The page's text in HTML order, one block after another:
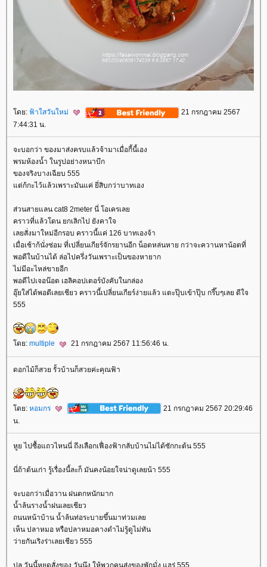
ดย: ฟ้าใสวันใหม่
21 กรกฎาคม 2567
7:44:31 น.
จะบอกว่า ของมาส่งครบแล้วจ้ามาเมื่อกี้นี้เอง
พรมห้องน้ำ ในรูปอย่างหนาบึก
ของจริงบางเฉียบ 555
ต่ก้กะไว้แล้วเพราะมันแค่ ยี่สิบกว่าบาทเอง
ส่วนสายแลน cat8 2meter นี่ โอเครเล
คราวที่แล้วโดน ยกเลิกไป ยังคาใจ
เลยสั่งมาใหม่อีกรอบ คราวนี้แค่ 126 บาทเองจ้า
เมื่อเช้าก้นั่งซ่อม ที่เปลี่ยนเกียร์จักรยานอีก น็อตหล่นหาย กว่าจะควานหาน้อตที่
พอดีในบ้านได้ ล่อไปครึ่งวันเพราะเป็นของหายาก
ไม่มีอะไหล่ขายอีก
พอดีไปเจอน๊อต เฮลิคอปเตอร์บังคับในกล่อง
อุ๊ยใส่ได้พอดีเลยเชียว คราวนี้เปลี่ยนเกียร์ง่ายแล้ว แตะปุ๊บเข้าปุ๊บ กรึ๊บๆเลย ดีใจ
555
ดย: multiple 21 กรกฎาคม 2567 11:56:46 น.
ดอกไม้ก็สวย รั้วบ้านก็สวยค่ะคุณฟ้า
ดย: หอมกร
21 กรกฎาคม 2567 20:29:46
น.
หูย ไปซื้อแถวไหนนี่ ถึงเลือกเฟื่องฟ้ากลับบ้านไม่ได้ซักกะต้น 555
นี่ถ้าต้นเก่า รู้เรื่องนี้ละก็ มันคงน้อยใจน่าดูเลยน้า 555
จะบอกว่าเมื่อวาน ฝนตกหนักมาก
น้ำล้นรางน้ำฝนเลยเชียว
ถนนหน้าบ้าน น้ำล้นท่อระบายขึ้นมาท่วมเล
เห็น ปลาหมอ หรือปลาหมอคางดำไม่รู้ดูไม่ทัน
ว่ายกันเริงร่าเลยเชียว 555
ปล วันนี้หยุดสั่งของ วันนึง ให้พวกคนส่งของพักมั่ง แฮร่ 555